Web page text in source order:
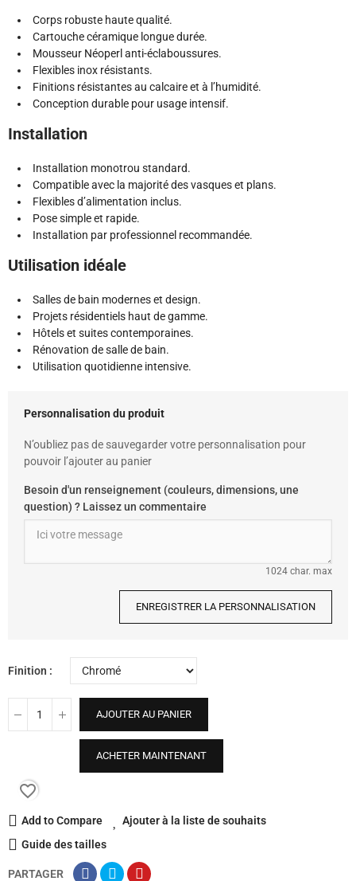
Corps robuste haute qualité.
Cartouche céramique longue durée.
Mousseur Néoperl anti-éclaboussures.
Flexibles inox résistants.
Finitions résistantes au calcaire et à l’humidité.
Conception durable pour usage intensif.
Installation
Installation monotrou standard.
Compatible avec la majorité des vasques et plans.
Flexibles d’alimentation inclus.
Pose simple et rapide.
Installation par professionnel recommandée.
Utilisation idéale
Salles de bain modernes et design.
Projets résidentiels haut de gamme.
Hôtels et suites contemporaines.
Rénovation de salle de bain.
Utilisation quotidienne intensive.
Personnalisation du produit
N’oubliez pas de sauvegarder votre personnalisation pour
pouvoir l’ajouter au panier
Besoin d'un renseignement (couleurs, dimensions, une
question) ? Laissez un commentaire
1024 char. max
ENREGISTRER LA PERSONNALISATION
Finition
AJOUTER AU PANIER
ACHETER MAINTENANT
favorite_border
Add to Compare
Ajouter à la liste de souhaits
Guide des tailles
PARTAGER